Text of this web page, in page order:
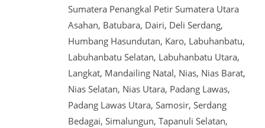
Sumatera Penangkal Petir Sumatera Utara
Asahan, Batubara, Dairi, Deli Serdang,
Humbang Hasundutan, Karo, Labuhanbatu,
Labuhanbatu Selatan, Labuhanbatu Utara,
Langkat, Mandailing Natal, Nias, Nias Barat,
Nias Selatan, Nias Utara, Padang Lawas,
Padang Lawas Utara, Samosir, Serdang
Bedagai, Simalungun, Tapanuli Selatan,